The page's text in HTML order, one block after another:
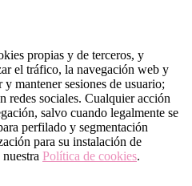
propias y de terceros, y
el tráfico, la navegación web y
mantener sesiones de usuario;
redes sociales. Cualquier acción
salvo cuando legalmente se
perfilado y segmentación
para su instalación de
Política de cookies.